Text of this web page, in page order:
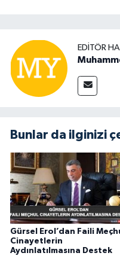
EDITÖR
Bunlar da ilginizi
Gürsel Erol’dan Faili
Cinayetlerin
Aydınlatılmasına Destek